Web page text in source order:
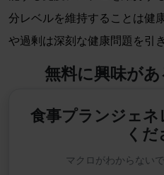
分レベルを維持することは健
や過剰は深刻な健康問題を引
無料に興味があ
食事プランジェネ
く
マクロがわからない